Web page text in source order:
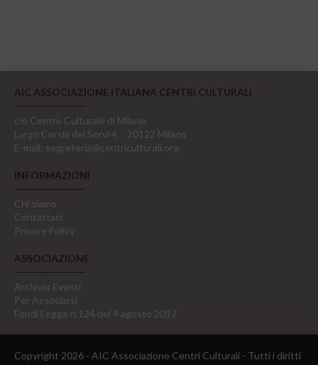
AIC ASSOCIAZIONE ITALIANA CENTRI CULTURALI
c/o Centro Culturale di Milano
Largo Corsia dei Servi 4, - 20122 Milano
E-mail: segreteria@centriculturali.org
INFORMAZIONI
Chi siamo
Contattaci
Privacy Policy
ASSOCIAZIONE
Archivio Eventi
Per Associarsi
Fondi Legge n.124 del 4 agosto 2017
Copyright 2026 - AIC Associazione Centri Culturali - Tutti i diritti